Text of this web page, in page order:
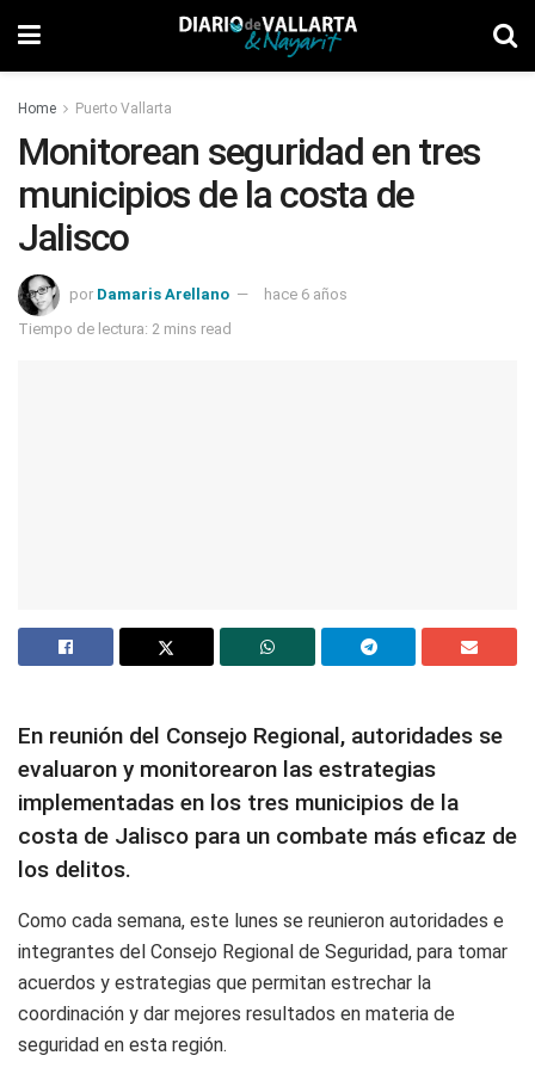
Home Puerto Vallarta
Monitorean seguridad en tres
municipios de la costa de
Jalisco
por Damaris Arellano
hace 6 años
Tiempo de lectura: 2 mins read
En reunión del Consejo Regional, autoridades se
evaluaron y monitorearon las estrategias
implementadas en los tres municipios de la
costa de Jalisco para un combate más eficaz de
los delitos.
Como cada semana, este lunes se reunieron autoridades e
integrantes del Consejo Regional de Seguridad, para tomar
acuerdos y estrategias que permitan estrechar la
coordinación y dar mejores resultados en materia de
seguridad en esta región.